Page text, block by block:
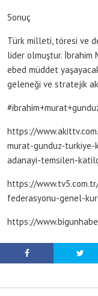
Sonuç
Türk milleti, töresi ve
lider olmuştur. İbrahim
ebed müddet
geleneği ve stratejik
https://
murat-gunduz-
adanayi-temsilen-
https://
federasyonu-genel-
https://